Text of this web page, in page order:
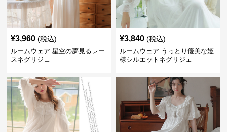
¥3,960 (税込)
ルームウェア 星空の夢見るレー
スネグリジェ
¥3,840 (税込)
ルームウェア うっとり優美な姫
様シルエットネグリジェ